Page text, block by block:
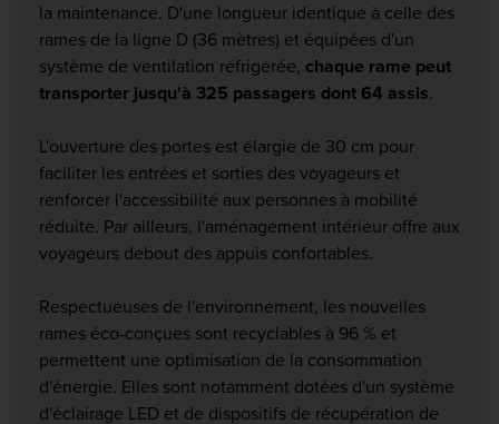
la maintenance. D'une longueur identique à celle des
rames de la ligne D (36 mètres) et équipées d'un
système de ventilation réfrigérée, chaque rame peut
transporter jusqu'à 325 passagers dont 64 assis.
L'ouverture des portes est élargie de 30 cm pour
faciliter les entrées et sorties des voyageurs et
renforcer l'accessibilité aux personnes à mobilité
réduite. Par ailleurs, l'aménagement intérieur offre aux
voyageurs debout des appuis confortables.
Respectueuses de l'environnement, les nouvelles
rames éco-conçues sont recyclables à 96 % et
permettent une optimisation de la consommation
d'énergie. Elles sont notamment dotées d'un système
d'éclairage LED et de dispositifs de récupération de